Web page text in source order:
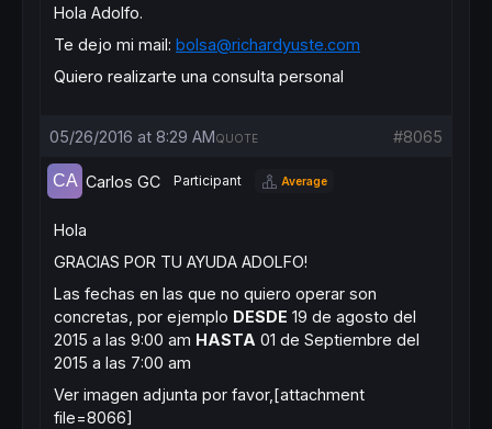
Hola Adolfo.
Te dejo mi mail: bolsa@richardyuste.com
Quiero realizarte una consulta personal
05/26/2016 at 8:29 AM #8065
QUOTE
Carlos GC Participant Average
Hola
GRACIAS POR TU AYUDA ADOLFO!
Las fechas en las que no quiero operar son
concretas, por ejemplo DESDE 19 de agosto del
2015 a las 9:00 am HASTA 01 de Septiembre del
2015 a las 7:00 am
Ver imagen adjunta por favor,[attachment
file=8066]